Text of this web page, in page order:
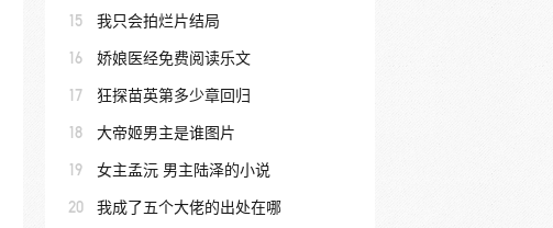
15 我只会拍烂片结局
16 娇娘医经免费阅读乐文
17 狂探苗英第多少章回归
18 大帝姬男主是谁图片
19 女主孟沅 男主陆泽的小说
20 我成了五个大佬的出处在哪